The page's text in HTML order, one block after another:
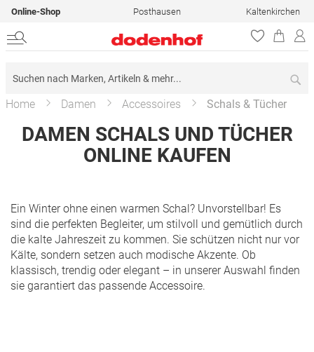
Online-Shop Posthausen Kaltenkirchen
Home Damen Accessoires Schals & Tücher
DAMEN SCHALS UND TÜCHER
ONLINE KAUFEN
Ein Winter ohne einen warmen Schal? Unvorstellbar! Es
sind die perfekten Begleiter, um stilvoll und gemütlich durch
die kalte Jahreszeit zu kommen. Sie schützen nicht nur vor
Kälte, sondern setzen auch modische Akzente. Ob
klassisch, trendig oder elegant – in unserer Auswahl finden
sie garantiert das passende Accessoire.